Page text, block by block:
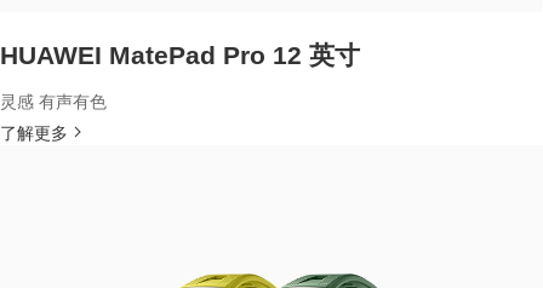
HUAWEI MatePad Pro 12 英寸
灵感 有声有色
了解更多